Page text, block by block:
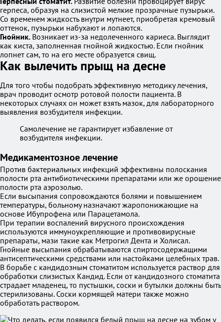
герпеса, образуя на слизистой мелкие прозрачные пузырьки.
Со временем жидкость внутри мутнеет, приобретая кремовый
оттенок, пузырьки набухают и лопаются.
Гнойник. Возникает из-за недолеченного кариеса. Выглядит
как киста, заполненная гнойной жидкостью. Если гнойник
лопнет сам, то на его месте образуется свищ.
Как вылечить прыщ на десне
Для того чтобы подобрать эффективную методику лечения,
врач проводит осмотр ротовой полости пациента. В
некоторых случаях он может взять мазок, для лабораторного
выявления возбудителя инфекции.
Самолечение не гарантирует избавление от
возбудителя инфекции.
Медикаментозное лечение
Против бактериальных инфекций эффективны полоскания
полости рта антибиотическими препаратами или же орошение
полости рта аэрозолью.
Если высыпания сопровождаются болями и повышением
температуры, больному назначают жаропонижающие на
основе Ибупрофена или Парацетамола.
При терапии воспалений вирусного происхождения
используются иммуноукрепляющие и противовирусные
препараты, мази такие как Метрогил Дента и Холисал.
Гнойные высыпания обрабатываются спиртосодержащими
антисептическими средствами или настойками целебных трав.
В борьбе с кандидозным стоматитом используется раствор для
обработки слизистых Кандид. Если от кандидозного стоматита
страдает младенец, то пустышки, соски и бутылки должны быть
стерилизованы. Соски кормящей матери также можно
обработать раствором.